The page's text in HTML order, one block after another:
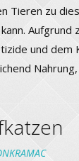
Tieren zu
Aufgrund
und dem